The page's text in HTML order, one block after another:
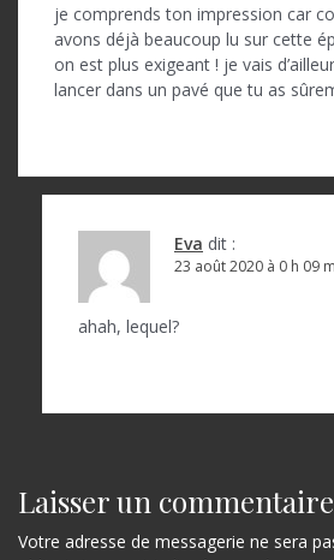
je comprends ton impression car
avons déjà beaucoup lu sur cette
on est plus exigeant ! je vais
lancer dans un pavé que tu as
Eva dit :
23 août 2020 à 0 h 09
ahah, lequel?
Laisser un commentaire
Votre adresse de messagerie ne sera